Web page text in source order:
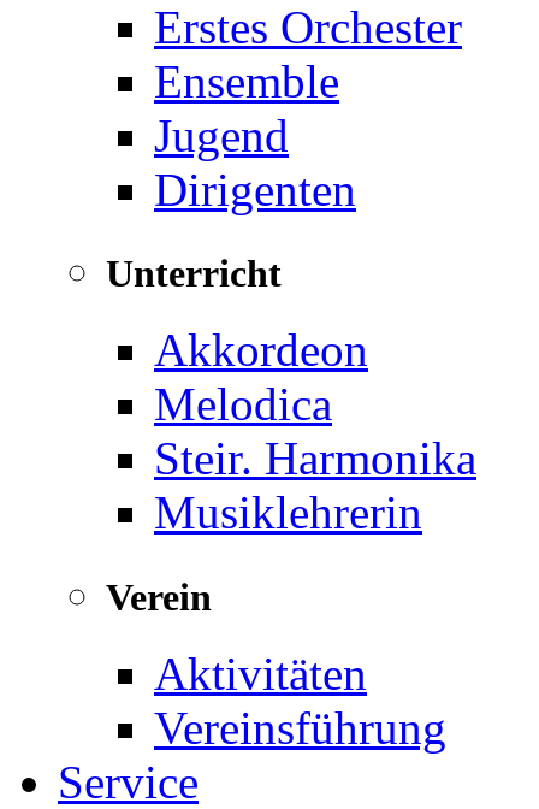
Erstes Orchester
Ensemble
Jugend
Dirigenten
Unterricht
Akkordeon
Melodica
Steir. Harmonika
Musiklehrerin
Verein
Aktivitäten
Vereinsführung
Service